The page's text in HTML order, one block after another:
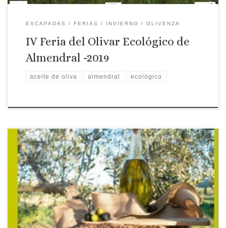
EXCAPADAS FERIAS INVIERNO OLIVENZA
IV Feria del Olivar Ecológico de
Almendral -2019
aceite de oliva almendral ecológico
Lugar: Almendral Fecha: 9, 10 y 11 de marzo de 2018 Programa:
VIERNES 9 DE MARZO DE 2018 09:00 Inauguración de las
Jornada Antonio Cabezas García Director General de
Agricultura y Ganadería José Antonio Arroyo Pardo, Alcalde de
Almendral. Alfonso Montaño. Centro Tecnológico Nacional
Agroalimentario “Extremadura”. Miguel Bastida. Presidente de
[…]